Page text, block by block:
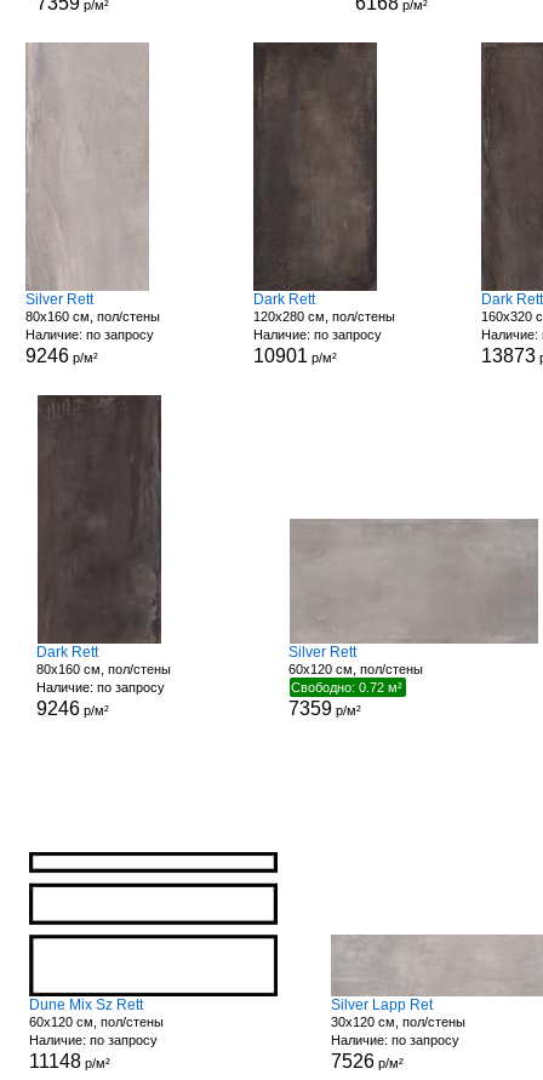
р/м² р/м²
Silver Rett
80x160 см, пол/стены
Наличие: по запросу
9246р/м²
Dark Rett
120x280 см, пол/стены
Наличие: по запросу
10901 р/м²
Dark Rett
160x320
Наличие:
13873
Dark Rett
80x160 см, пол/стены
Наличие: по запросу
9246 р/м²
Silver Rett
60x120 см, пол/стены
Свободно: 0.72 м²
7359 р/м²
Dune Mix Sz Rett
60x120 см, пол/стены
Наличие: по запросу
11148р/м²
Silver Lapp Ret
30x120 см, пол/стены
Наличие: по запросу
7526р/м²